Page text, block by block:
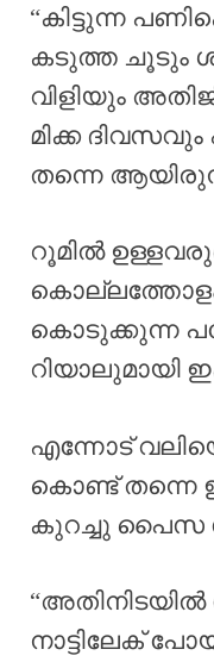
“കിട്ടുന്ന
കടുത്ത ചൂടും
വിളിയും
മിക്ക
തന്നെ
റൂമിൽ
കൊടുക്കുന്ന
റിയാലുമായി
എന്നോട്
കൊണ്ട് തന്നെ
കുറച്ചു പൈസ
നാട്ടിലേക്